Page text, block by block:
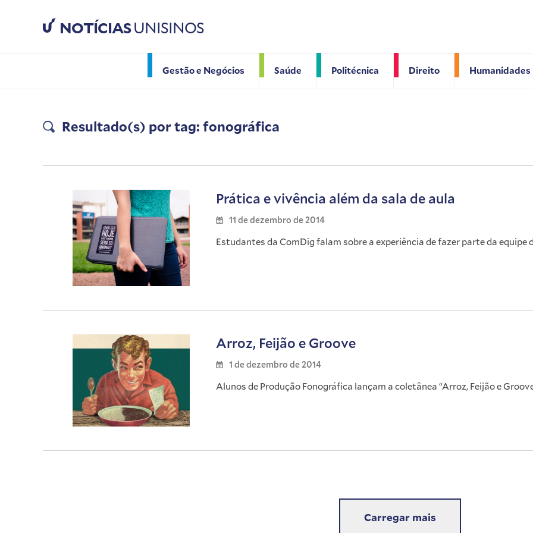
NOTÍCIASUNISINOS
Gestão e Negócios Saúde Politécnica Direito Humanidades
Resultado(s) por tag: fonográfica
Prática e vivência além da sala de aula
11 de dezembro de 2014
Estudantes da ComDig falam sobre a experiência de fazer parte da
Arroz, Feijão e Groove
1 de dezembro de 2014
Alunos de Produção Fonográfica lançam a coletânea “Arroz, Feijão e
Carregar mais